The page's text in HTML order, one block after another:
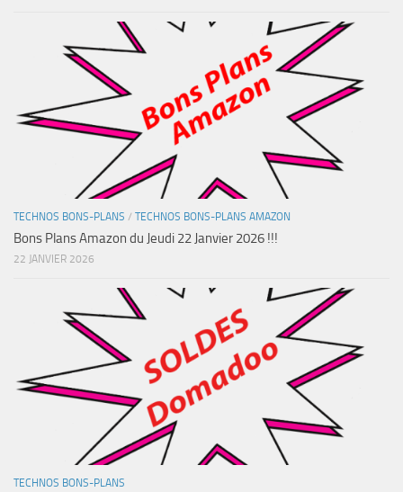
TECHNOS BONS-PLANS / TECHNOS BONS-PLANS AMAZON
Bons Plans Amazon du Jeudi 22 Janvier 2026 !!!
22 JANVIER 2026
TECHNOS BONS-PLANS